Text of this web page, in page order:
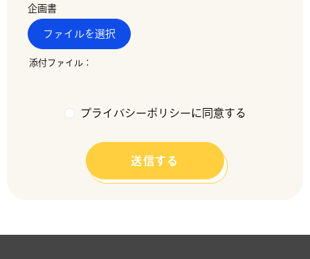
企画書
ファイルを選択
プライバシーポリシーに同意する